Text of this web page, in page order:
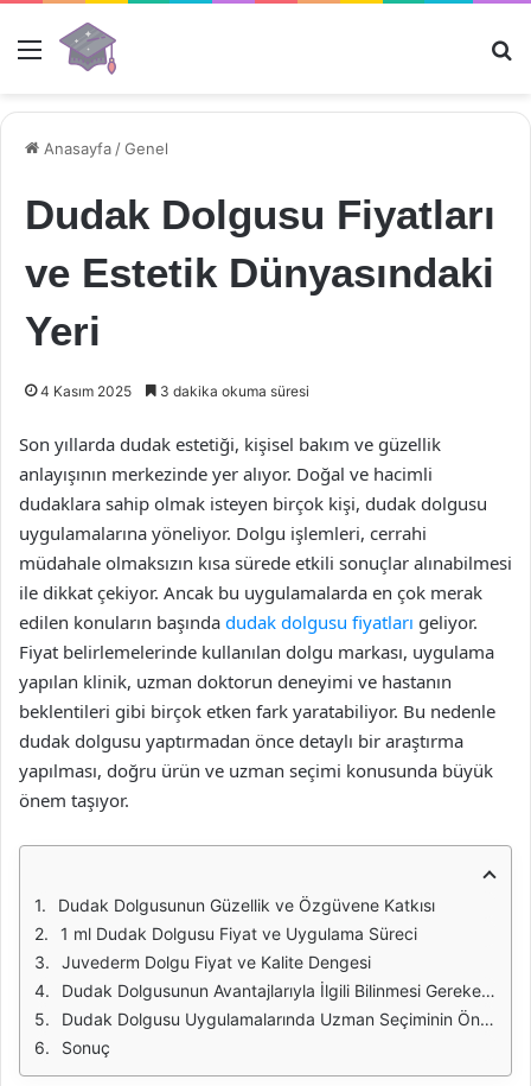
Menü
Anasayfa /Genel
Dudak Dolgusu Fiyatları
ve Estetik Dünyasındaki
Yeri
4 Kasım 2025 3 dakika okuma süresi
Son yıllarda dudak estetiği, kişisel bakım ve güzellik
anlayışının merkezinde yer alıyor. Doğal ve hacimli
dudaklara sahip olmak isteyen birçok kişi, dudak dolgusu
uygulamalarına yöneliyor. Dolgu işlemleri, cerrahi
müdahale olmaksızın kısa sürede etkili sonuçlar alınabilmesi
ile dikkat çekiyor. Ancak bu uygulamalarda en çok merak
edilen konuların başında dudak dolgusu fiyatları geliyor.
Fiyat belirlemelerinde kullanılan dolgu markası, uygulama
yapılan klinik, uzman doktorun deneyimi ve hastanın
beklentileri gibi birçok etken fark yaratabiliyor. Bu nedenle
dudak dolgusu yaptırmadan önce detaylı bir araştırma
yapılması, doğru ürün ve uzman seçimi konusunda büyük
önem taşıyor.
Dudak Dolgusunun Güzellik ve Özgüvene Katkısı
1 ml Dudak Dolgusu Fiyat ve Uygulama Süreci
Juvederm Dolgu Fiyat ve Kalite Dengesi
Dudak Dolgusunun Avantajlarıyla İlgili Bilinmesi Gerekenler
Dudak Dolgusu Uygulamalarında Uzman Seçiminin Önemi
Sonuç